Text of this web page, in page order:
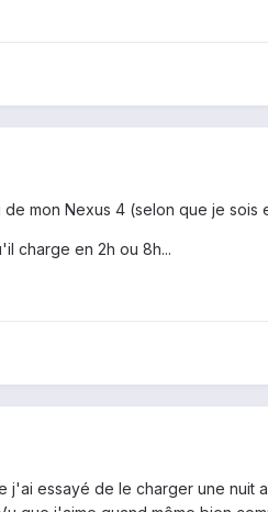
mon Nexus 4 (selon que je sois
charge en 2h ou 8h...
essayé de le charger une nuit